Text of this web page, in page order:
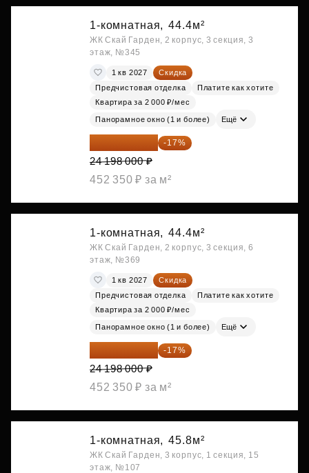
1-комнатная, 44.4м²
ЖК Скай Гарден, 2 корпус, 3 секция, 3
этаж, №345
1 кв 2027
Скидка
Предчистовая отделка
Платите как хотите
Квартира за 2 000 ₽/мес
Панорамное окно (1 и более) Ещё
20 084 340 ₽ -17%
24 198 000 ₽
452 350 ₽ за м²
1-комнатная, 44.4м²
ЖК Скай Гарден, 2 корпус, 3 секция, 6
этаж, №369
1 кв 2027
Скидка
Предчистовая отделка
Платите как хотите
Квартира за 2 000 ₽/мес
Панорамное окно (1 и более) Ещё
20 084 340 ₽ -17%
24 198 000 ₽
452 350 ₽ за м²
1-комнатная, 45.8м²
ЖК Скай Гарден, 3 корпус, 1 секция, 15
этаж, №107